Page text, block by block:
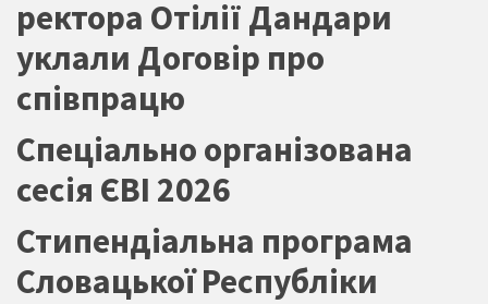
ректора Отілії Дандари
уклали Договір про
співпрацю
Спеціально організована
сесія ЄВІ 2026
Стипендіальна програма
Словацької Республіки